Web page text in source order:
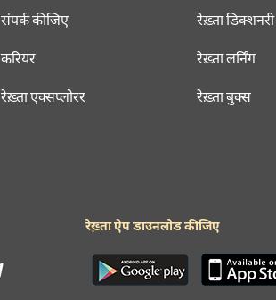
संपर्क कीजिए
करियर
रेख़्ता एक्सप्लोरर
रेख़्ता डिक्शनरी
रेख़्ता लर्निंग
रेख़्ता बुक्स
रेख़्ता ऐप डाउनलोड कीजिए